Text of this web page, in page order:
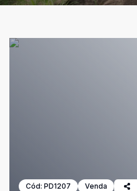
Cód: PD1207 Venda